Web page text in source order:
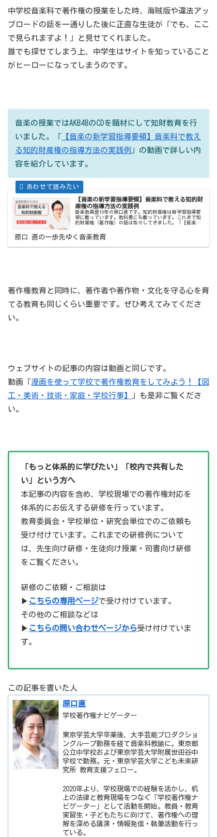
中学校音楽科で著作権の授業をした時、海賊版や違法アッ
プロードの話を一通りした後に正直な生徒が「でも、ここ
で見られますよ！」と見せてくれました。
誰でも探せてしまう上、中学生はサイトを知っていること
がヒーローになってしまうのです。
音楽の授業ではAKB48のCDを題材にして知財教育を行
いました。「 【音楽の新学習指導要領】音楽科で教え
る知的財産権の指導方法の実践例 」の動画で詳しい内
容を紹介しています。
【音楽の新学習指導要領】音楽科で教える知的財
産権の指導方法の実践例
音楽教員歴10年の原口直です。知的財産権は新学習指導要
領に載っています。教科書にも載っています。これまで知
的財産権（著作権）の話は色々してきました。「【音楽の
説」は、教育芸術社『中学校音楽...
原口 直の一歩先ゆく音楽教育
著作権教育と同時に、著作者や著作物・文化を守る心を育
てる教育も同じくらい重要です。ぜひ考えてみてくださ
い。
ウェブサイトの記事の内容は動画と同じです。
動画「漫画を使って学校で著作権教育をしてみよう！【図
工・美術・技術・家庭・学校行事】
」も是非ご覧くださ
い。
「もっと体系的に学びたい」「校内で共有した
い」という方へ
本記事の内容を含め、学校現場での著作権対応を
体系的にお伝えする研修を行っています。
教育委員会・学校単位・研究会単位でのご依頼も
受け付けています。これまでの研修例について
は、先生向け研修・生徒向け授業・司書向け研修
をご覧ください。
研修のご依頼・ご相談は
▶ こちらの専用ページで受け付けています。
その他のご相談などは
▶ こちらの問い合わせページから受け付けていま
す。
この記事を書いた人
原口直
学校著作権ナビゲーター
東京学芸大学卒業後、大手芸能プロダクショ
ングループ勤務を経て音楽科教諭に。東京都
公立中学校および東京学芸大学附属世田谷中
学校で勤務。元・東京学芸大学こども未来研
究所 教育支援フェロー。
2020年より、学校現場での経験を活かし、机
上の法律と教育現場をつなぐ「学校著作権ナ
ビゲーター」として活動を開始。教員・教育
実習生・子どもたちに向けて、著作権への理
解を深める講演・情報発信・執筆活動を行っ
ている。